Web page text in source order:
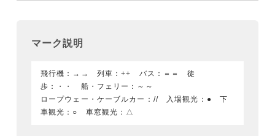
マーク説明
飛行機：→→ 列車：++ バス：＝＝ 徒
歩：・・ 船・フェリー：～～
ロープウェー・ケーブルカー：// 入場観光：● 下
車観光：○ 車窓観光：△